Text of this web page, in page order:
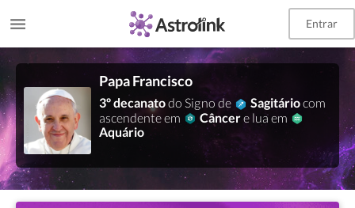
Entrar
Papa Francisco
3º decanatodo Signo de Sagitáriocom
ascendente em
Câncere lua em
Aquário